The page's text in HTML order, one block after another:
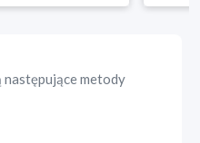
następujące metody